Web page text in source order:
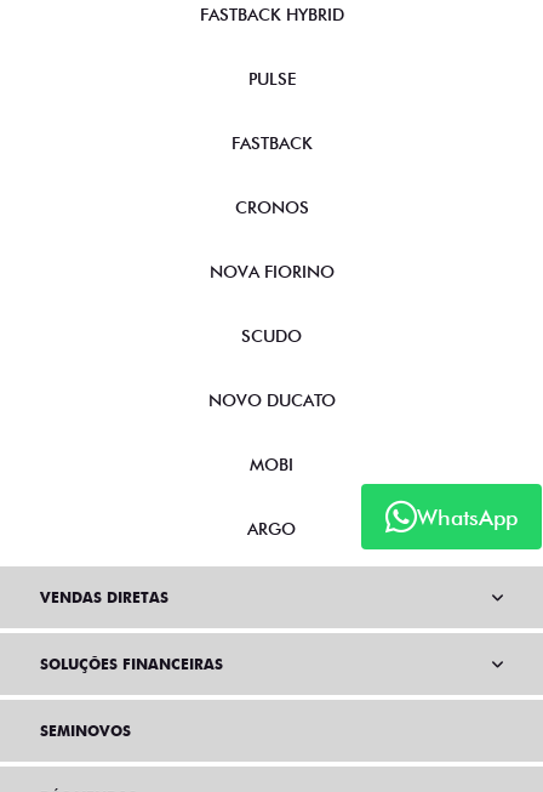
WhatsApp
FASTBACK HYBRID
PULSE
FASTBACK
CRONOS
NOVA FIORINO
SCUDO
NOVO DUCATO
MOBI
ARGO
VENDAS DIRETAS
SOLUÇÕES FINANCEIRAS
SEMINOVOS